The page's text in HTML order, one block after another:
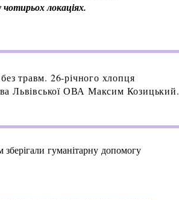
локаціях.
травм. 26-річного хлопця
Львівської ОВА Максим Козицький.
зберігали гуманітарну допомогу